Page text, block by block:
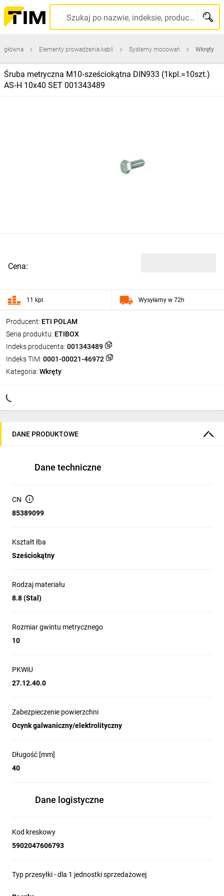
Szukaj po nazwie, indeksie, producencie, kodzie kreskowym...
główna Elementy prowadzenia kabli Systemy mocowań Wkręty
Śruba metryczna M10‑sześciokątna DIN933 (1kpl.=10szt.)
AS‑H 10x40 SET 001343489
Producent: ETI POLAM
Seria produktu: ETIBOX
Indeks producenta: 001343489
Indeks TIM: 0001-00021-46972
Kategoria: Wkręty
Cena:
11 kpl. Wysyłamy w 72h
DANE PRODUKTOWE
Dane techniczne
CN
85389099
Kształt łba
Sześciokątny
Rodzaj materiału
8.8 (Stal)
Rozmiar gwintu metrycznego
10
PKWiU
27.12.40.0
Zabezpieczenie powierzchni
Ocynk galwaniczny/elektrolityczny
Długość [mm]
40
Dane logistyczne
Kod kreskowy
5902047606793
Typ przesyłki - dla 1 jednostki sprzedażowej